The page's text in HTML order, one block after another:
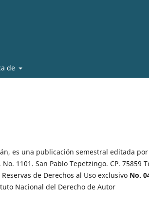
de
es una publicación semestral editada
1101. San Pablo Tepetzingo. CP. 75859
de Derechos al Uso exclusivo No.
Nacional del Derecho de Autor